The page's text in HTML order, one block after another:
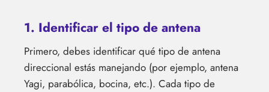
1. Identificar el tipo de antena
Primero, debes identificar qué tipo de antena
direccional estás manejando (por ejemplo, antena
Yagi, parabólica, bocina, etc.). Cada tipo de